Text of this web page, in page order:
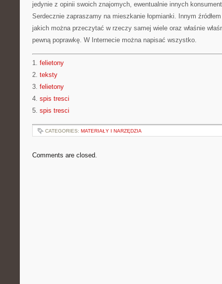
jedynie z opinii swoich znajomych, ewentualnie innych
Serdecznie zapraszamy na mieszkanie łopmianki. Innym
jakich można przeczytać w rzeczy samej wiele oraz właśnie
pewną poprawkę. W Internecie można napisać wszystko.
1. felietony
2. teksty
3. felietony
4. spis tresci
5. spis tresci
CATEGORIES: MATERIAŁY I NARZĘDZIA
Comments are closed.